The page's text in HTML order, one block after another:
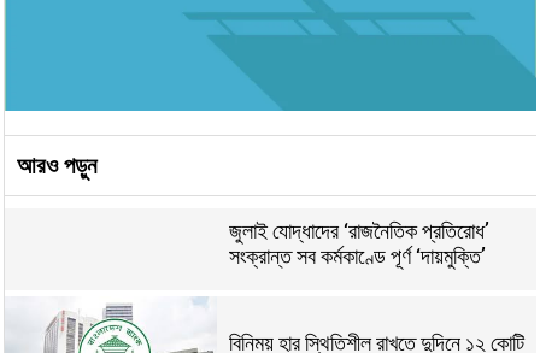
আরও পড়ুন
জুলাই যোদ্ধাদের ‘রাজনৈতিক প্রতিরোধ’
সংক্রান্ত সব কর্মকাণ্ডে পূর্ণ ‘দায়মুক্তি’
বিনিময় হার স্থিতিশীল রাখতে দুদিনে ১২ কোটি